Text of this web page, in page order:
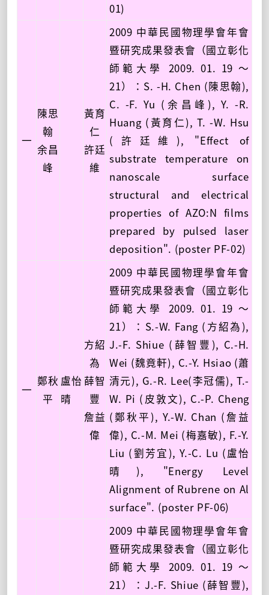
01)
一
陳思
翰
余昌
峰
黃育
仁
許廷
維
2009 中華民國物理學會年會
暨研究成果發表會（國立彰化
師範大學 2009. 01. 19 ～
21）：S. -H. Chen (陳思翰),
C. -F. Yu (余昌峰), Y. -R.
Huang (黃育仁), T. -W. Hsu
(許廷維), "Effect of
substrate temperature on
nanoscale surface
structural and electrical
properties of AZO:N films
prepared by pulsed laser
deposition". (poster PF-02)
一
鄭秋
平
盧怡
晴
方紹
為
薛智
豐
詹益
偉
2009 中華民國物理學會年會
暨研究成果發表會（國立彰化
師範大學 2009. 01. 19 ～
21）：S.-W. Fang (方紹為),
J.-F. Shiue (薛智豐), C.-H.
Wei (魏竟軒), C.-Y. Hsiao (蕭
清元), G.-R. Lee(李冠儒), T.-
W. Pi (皮敦文), C.-P. Cheng
(鄭秋平), Y.-W. Chan (詹益
偉), C.-M. Mei (梅嘉敏), F.-Y.
Liu (劉芳宜), Y.-C. Lu (盧怡
晴), "Energy Level
Alignment of Rubrene on Al
surface". (poster PF-06)
2009 中華民國物理學會年會
暨研究成果發表會（國立彰化
師範大學 2009. 01. 19 ～
21）：J.-F. Shiue (薛智豐),